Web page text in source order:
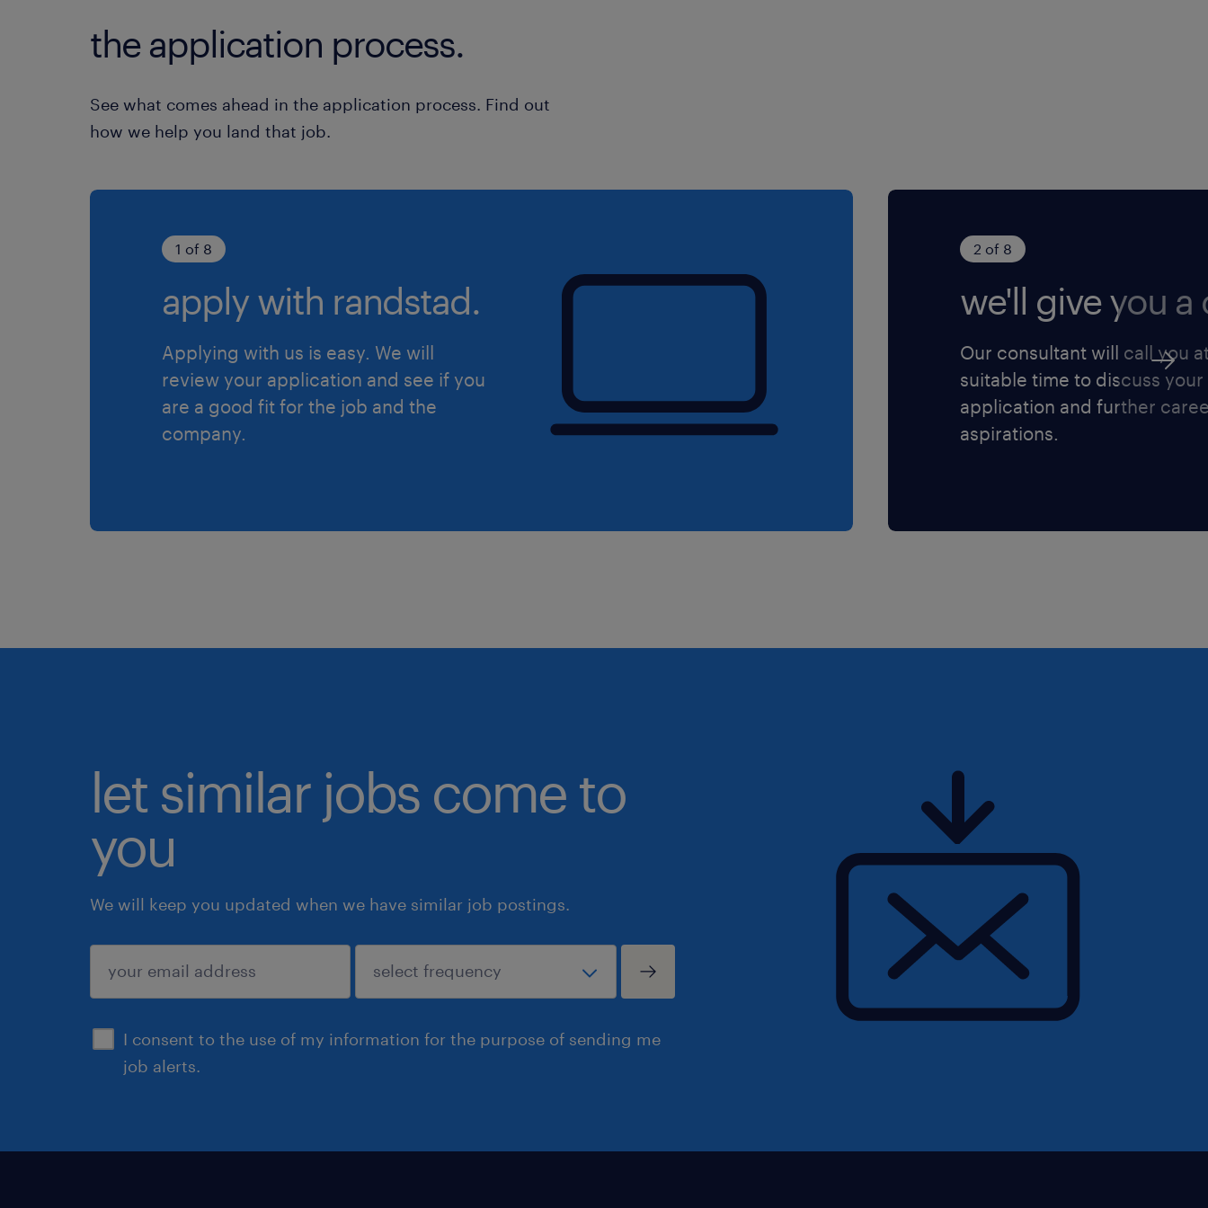
om mooie resultaten neer te zetten, maar humor op de
button op deze pagina! Binnen 48 uur bellen we je op voor een
eerste telefonische kennismaking.
Uiteraard staat deze vacature open voor iedereen die zich
the application process.
See what comes ahead in the application process. Find out
how we help you land that job.
1 of 8
apply with randstad.
Applying with us is easy. We will
review your application and see if you
are a good fit for the job and the
company.
2 of 8
we'll give you a
Our consultant will call you
suitable time to discuss your
application and further
aspirations.
let similar jobs come to
you
We will keep you updated when we have similar job postings.
I consent to the use of my information for the purpose of sending me
job alerts.
submit